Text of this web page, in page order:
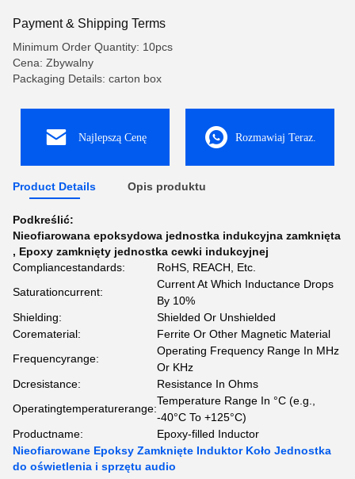
Payment & Shipping Terms
Minimum Order Quantity: 10pcs
Cena: Zbywalny
Packaging Details: carton box
Najlepszą Cenę Rozmawiaj Teraz.
Product Details Opis produktu
Podkreślić:
Nieofiarowana epoksydowa jednostka indukcyjna zamknięta
, Epoxy zamknięty jednostka cewki indukcyjnej
Compliancestandards:
RoHS, REACH, Etc.
Saturationcurrent:
Current At Which Inductance Drops
By 10%
Shielding:
Shielded Or Unshielded
Corematerial:
Ferrite Or Other Magnetic Material
Frequencyrange:
Operating Frequency Range In MHz
Or KHz
Dcresistance:
Resistance In Ohms
Operatingtemperaturerange:
Temperature Range In °C (e.g.,
-40°C To +125°C)
Productname:
Epoxy-filled Inductor
Nieofiarowane Epoksy Zamknięte Induktor Koło Jednostka
do oświetlenia i sprzętu audio